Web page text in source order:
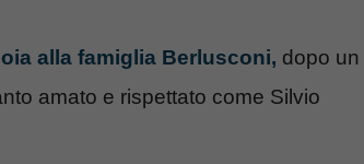
alla famiglia Berlusconi, dopo un
amato e rispettato come Silvio